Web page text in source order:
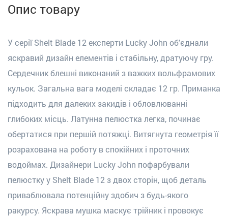
Опис товару
У серії Shelt Blade 12 експерти Lucky John об'єднали
яскравий дизайн елементів і стабільну, дратуючу гру.
Сердечник блешні виконаний з важких вольфрамових
кульок. Загальна вага моделі складає 12 гр. Приманка
підходить для далеких закидів і обловлюванні
глибоких місць. Латунна пелюстка легка, починає
обертатися при першій потяжці. Витягнута геометрія її
розрахована на роботу в спокійних і проточних
водоймах. Дизайнери Lucky John пофарбували
пелюстку у Shelt Blade 12 з двох сторін, щоб деталь
приваблювала потенційну здобич з будь-якого
ракурсу. Яскрава мушка маскує трійник і провокує